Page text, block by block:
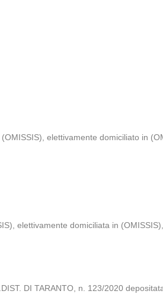
elettivamente domiciliato in
elettivamente domiciliata in
DI TARANTO, n. 123/2020